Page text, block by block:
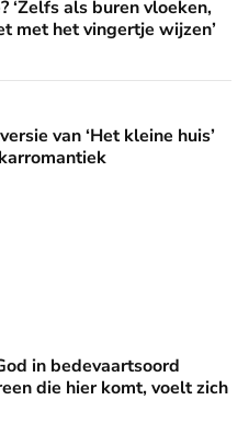
‘Zelfs als buren vloeken,
met het vingertje wijzen’
kleine huis’ biedt fijne
van ‘Het kleine huis’
Lourdes: 'Iedereen
in bedevaartsoord
die hier komt, voelt zich